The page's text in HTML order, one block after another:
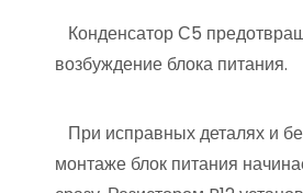
Конденсатор С5
возбуждение блока питания.
При исправных деталях и
монтаже блок питания